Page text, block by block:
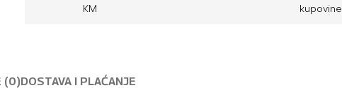
KM
kupovine
(0)DOSTAVA I PLAĆANJE